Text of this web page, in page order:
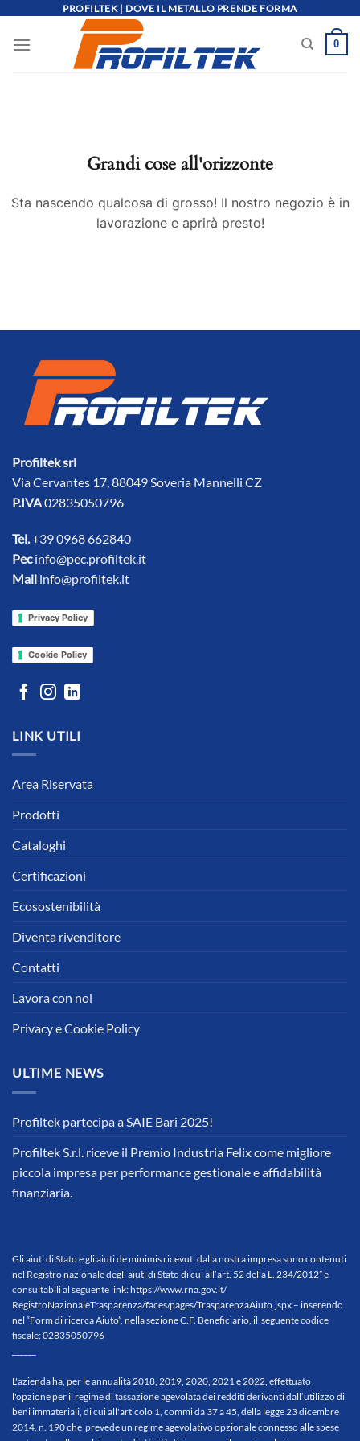
contenuti
PROFILTEK | DOVE IL METALLO PRENDE FORMA
0
Grandi cose all'orizzonte
Sta nascendo qualcosa di grosso! Il nostro negozio è in
lavorazione e aprirà presto!
Profiltek srl
Via Cervantes 17, 88049 Soveria Mannelli CZ
P.IVA02835050796
Tel.+39 0968 662840
Pecinfo@pec.profiltek.it
Mail info@profiltek.it
Privacy Policy
Cookie Policy
LINK UTILI
Area Riservata
Prodotti
Cataloghi
Certificazioni
Ecosostenibilità
Diventa rivenditore
Contatti
Lavora con noi
Privacy e Cookie Policy
ULTIME NEWS
Profiltek partecipa a SAIE Bari 2025!
Profiltek S.r.l. riceve il Premio Industria Felix come migliore
piccola impresa per performance gestionale e affidabilità
finanziaria.
Gli aiuti di Stato e gli aiuti de minimis ricevuti dalla nostra impresa sono contenuti
nel Registro nazionale degli aiuti di Stato di cui all’art. 52 della L. 234/2012” e
consultabili al seguente link:https://www.rna.gov.it/
RegistroNazionaleTrasparenza/faces/pages/TrasparenzaAiuto. jspx – inserendo
nel “Form di ricerca Aiuto”, nella sezione C.F. Beneficiario, il seguente codice
fiscale: 02835050796
L'azienda ha, per le annualità 2018, 2019, 2020, 2021 e 2022, effettuato
l'opzione per il regime di tassazione agevolata dei redditi derivanti dall’utilizzo di
beni immateriali, di cui all'articolo 1, commi da 37 a 45, della legge 23 dicembre
2014, n. 190 che prevede un regime agevolativo opzionale connesso alle spese